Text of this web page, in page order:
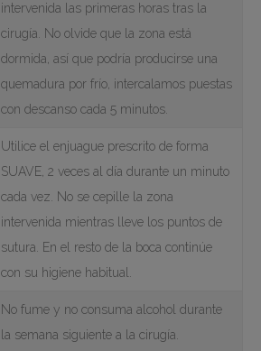
intervenida las primeras horas tras la
cirugía. No olvide que la zona está
dormida, así que podría producirse una
quemadura por frío, intercalamos puestas
con descanso cada 5 minutos.
Utilice el enjuague prescrito de forma
SUAVE, 2 veces al día durante un minuto
cada vez. No se cepille la zona
intervenida mientras lleve los puntos de
sutura. En el resto de la boca continúe
con su higiene habitual.
No fume y no consuma alcohol durante
la semana siguiente a la cirugía.